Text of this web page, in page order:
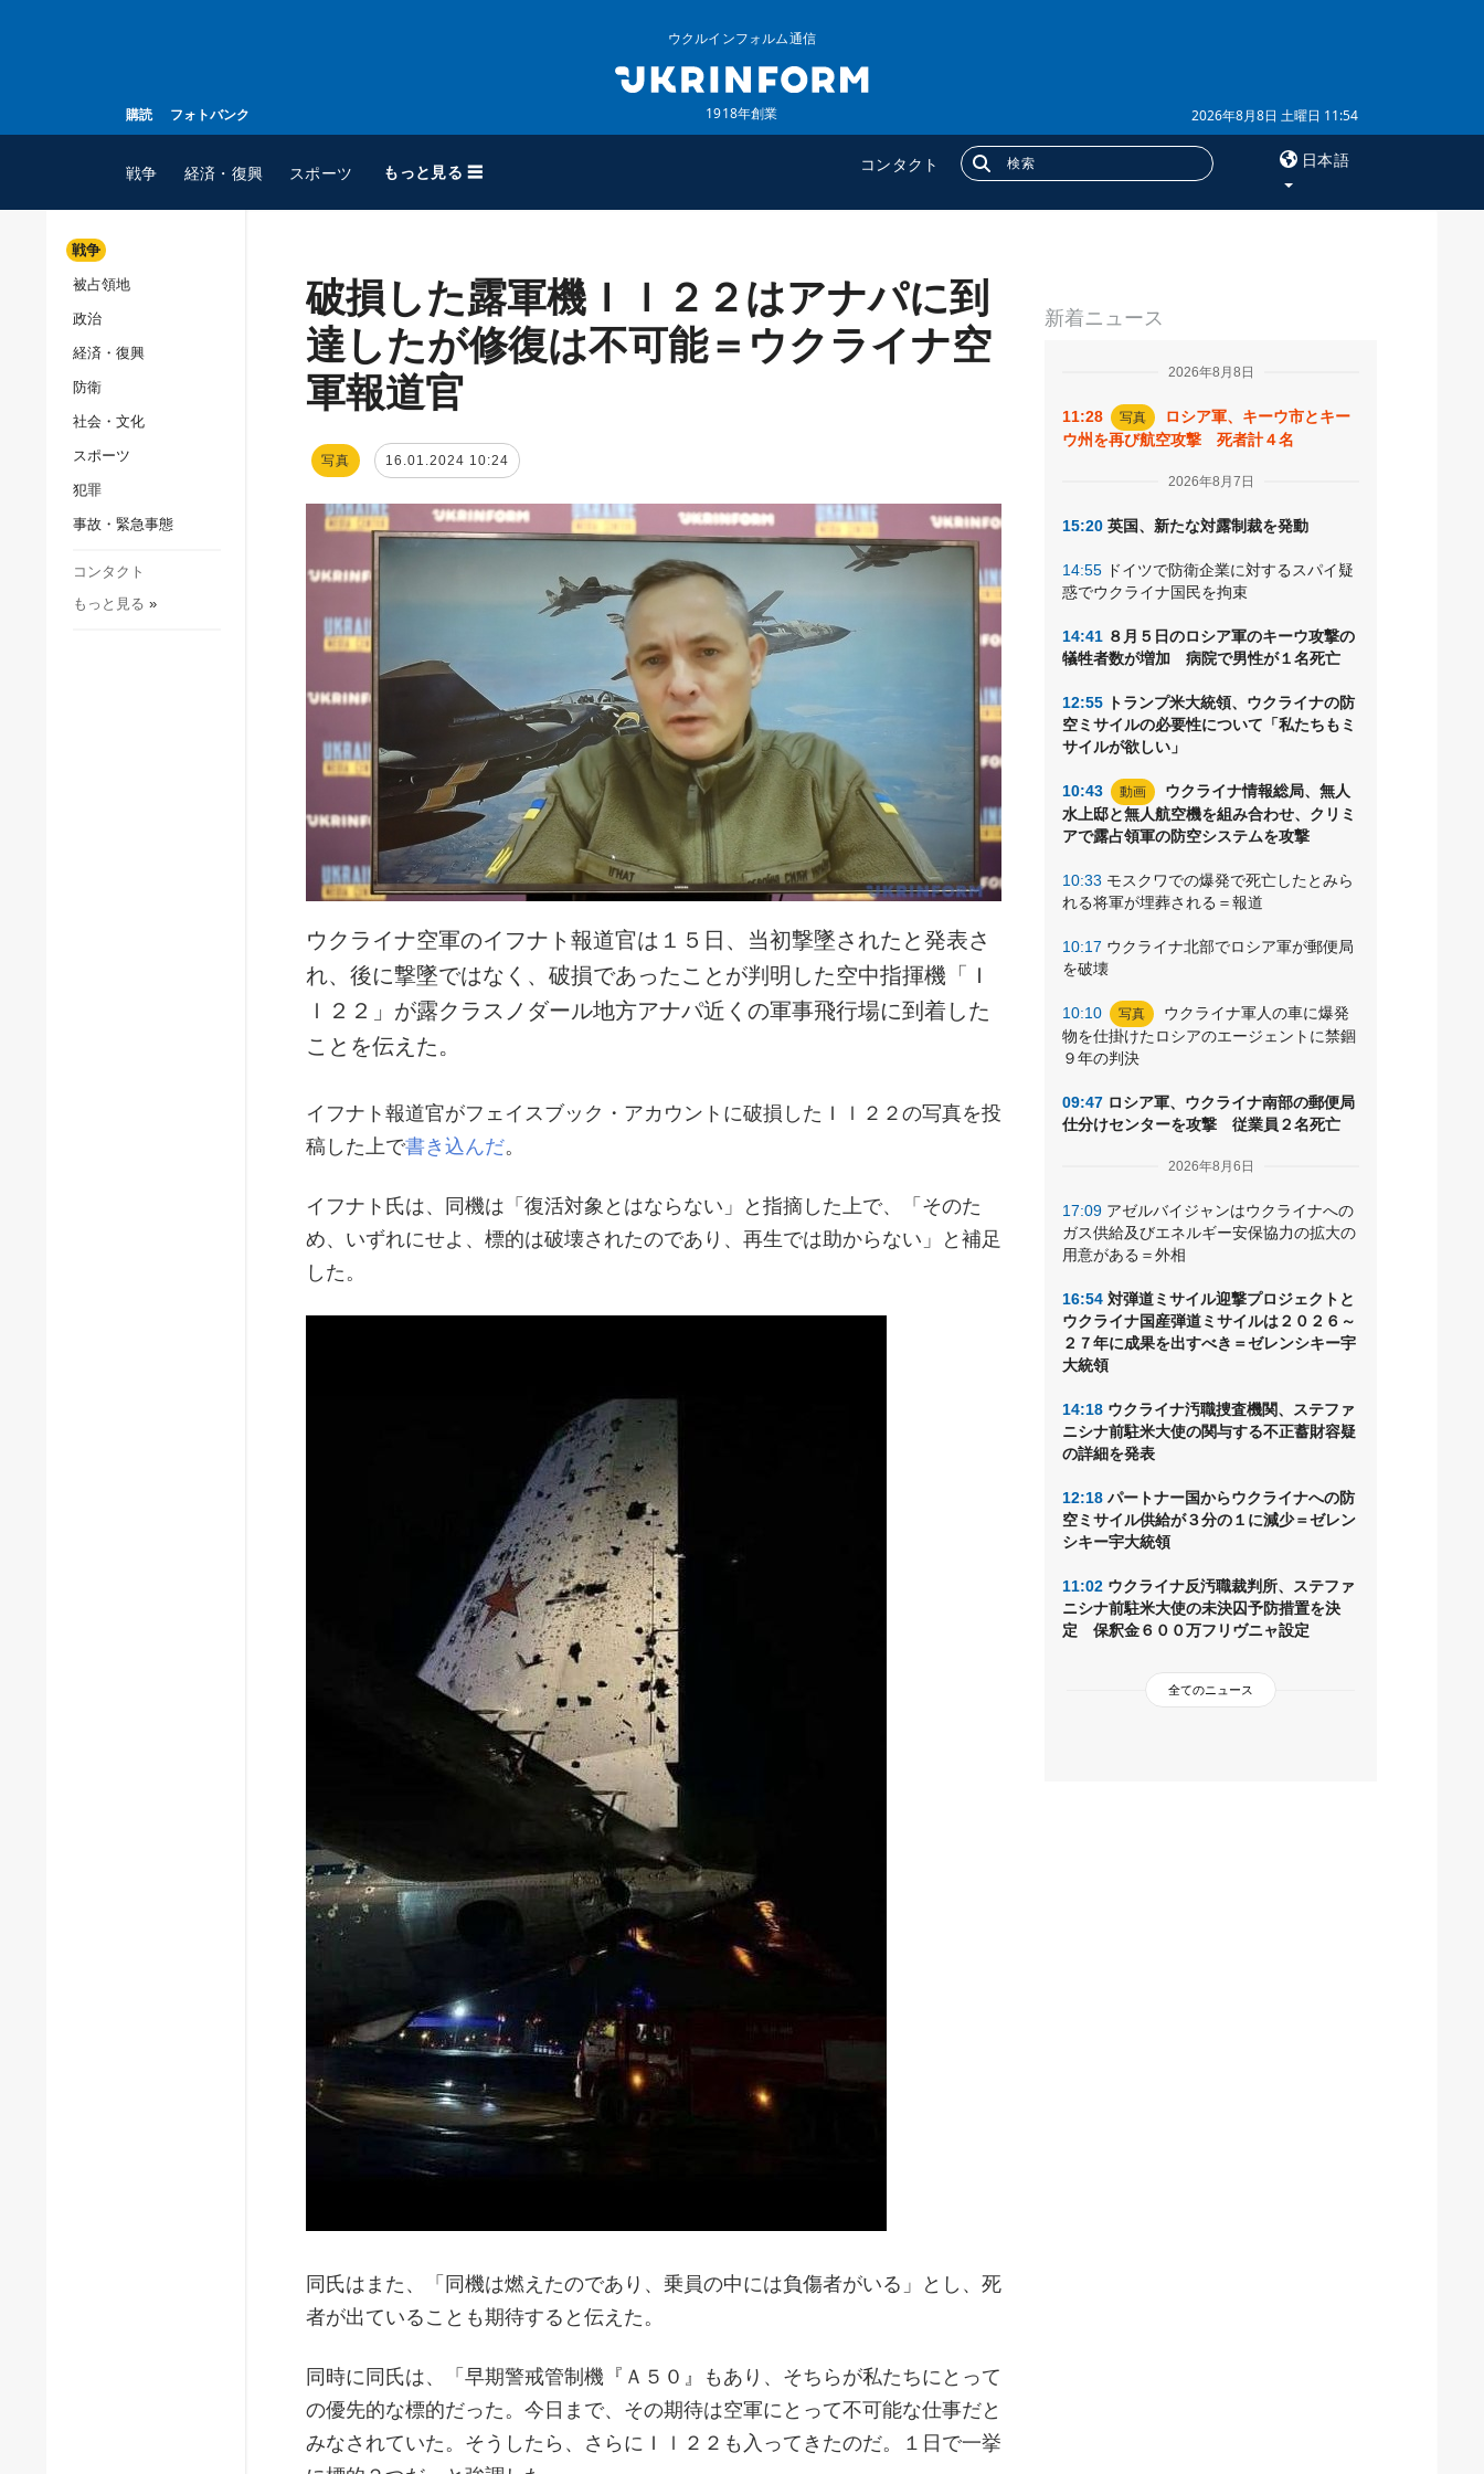
購読 フォトバンク
ウクルインフォルム通信
1918年創業 2026年8月8日 土曜日 11:54
戦争 経済・復興 スポーツ もっと見る ☰ コンタクト 日本語
スポーツ
ウクルインフォルム
ウクルインフォルムについ
て
追加
特集
インタビュー
購読
戦争
被占領地
政治
経済・復興
防衛
社会・文化
スポーツ
犯罪
事故・緊急事態
コンタクト
もっと見る »
新着ニュース
2026年8月8日
11:28 写真
ロシア軍、キーウ市とキー
ウ州を再び航空攻撃 死者計４名
2026年8月7日
15:20 英国、新たな対露制裁を発動
14:55 ドイツで防衛企業に対するスパイ疑
惑でウクライナ国民を拘束
14:41 ８月５日のロシア軍のキーウ攻撃の
犠牲者数が増加 病院で男性が１名死亡
12:55 トランプ米大統領、ウクライナの防
空ミサイルの必要性について「私たちもミ
サイルが欲しい」
10:43 動画
ウクライナ情報総局、無人
水上邸と無人航空機を組み合わせ、クリミ
アで露占領軍の防空システムを攻撃
10:33 モスクワでの爆発で死亡したとみら
れる将軍が埋葬される＝報道
10:17 ウクライナ北部でロシア軍が郵便局
を破壊
10:10 写真
ウクライナ軍人の車に爆発
物を仕掛けたロシアのエージェントに禁錮
９年の判決
09:47 ロシア軍、ウクライナ南部の郵便局
仕分けセンターを攻撃 従業員２名死亡
2026年8月6日
17:09 アゼルバイジャンはウクライナへの
ガス供給及びエネルギー安保協力の拡大の
用意がある＝外相
16:54 対弾道ミサイル迎撃プロジェクトと
ウクライナ国産弾道ミサイルは２０２６～
２７年に成果を出すべき＝ゼレンシキー宇
大統領
14:18 ウクライナ汚職捜査機関、ステファ
ニシナ前駐米大使の関与する不正蓄財容疑
の詳細を発表
12:18 パートナー国からウクライナへの防
空ミサイル供給が３分の１に減少＝ゼレン
シキー宇大統領
11:02 ウクライナ反汚職裁判所、ステファ
ニシナ前駐米大使の未決囚予防措置を決
定 保釈金６００万フリヴニャ設定
全てのニュース
破損した露軍機Ｉｌ２２はアナパに到
達したが修復は不可能＝ウクライナ空
軍報道官
写真 16.01.2024 10:24
ウクライナ空軍のイフナト報道官は１５日、当初撃墜されたと発表さ
れ、後に撃墜ではなく、破損であったことが判明した空中指揮機「Ｉ
ｌ２２」が露クラスノダール地方アナパ近くの軍事飛行場に到着した
ことを伝えた。
イフナト報道官がフェイスブック・アカウントに破損したＩｌ２２の写真を投
稿した上で書き込んだ。
イフナト氏は、同機は「復活対象とはならない」と指摘した上で、「そのた
め、いずれにせよ、標的は破壊されたのであり、再生では助からない」と補足
した。
同氏はまた、「同機は燃えたのであり、乗員の中には負傷者がいる」とし、死
者が出ていることも期待すると伝えた。
同時に同氏は、「早期警戒管制機『Ａ５０』もあり、そちらが私たちにとって
の優先的な標的だった。今日まで、その期待は空軍にとって不可能な仕事だと
みなされていた。そうしたら、さらにＩｌ２２も入ってきたのだ。１日で一挙